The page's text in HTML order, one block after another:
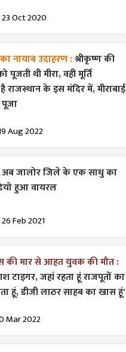
23 Oct 2020
नायाब उदाहरण :श्रीकृष्ण की
पूजती थी मीरा, वही मूर्ति
राजस्थान के इस मंदिर में, मीराबाई
Aug 2022
अब जालोर जिले के एक साधु का
हुआ वायरल
26 Feb 2021
की मार से आहत युवक की मौत :
टाइगर, जहां रहता हूं राजपूतों का
हूं, डीजी लाठर साहब का खास हूं'
Mar 2022